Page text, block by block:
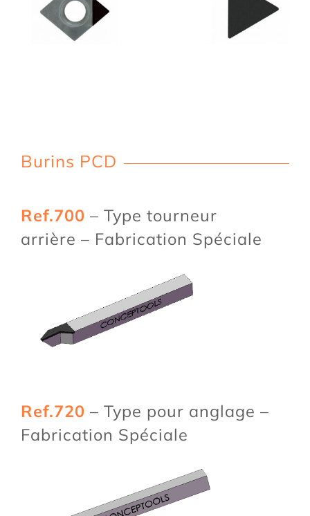
Burins PCD
Ref.700 – Type tourneur
arrière – Fabrication Spéciale
Ref.720 – Type pour anglage –
Fabrication Spéciale